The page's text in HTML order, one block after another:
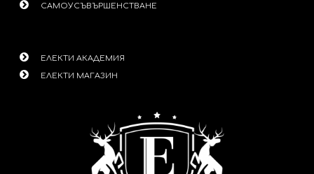
САМОУСЪВЪРШЕНСТВАНЕ
ЕЛЕКТИ АКАДЕМИЯ
ЕЛЕКТИ МАГАЗИН